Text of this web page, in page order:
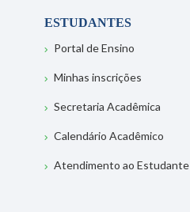
ESTUDANTES
Portal de Ensino
Minhas inscrições
Secretaria Acadêmica
Calendário Acadêmico
Atendimento ao Estudante